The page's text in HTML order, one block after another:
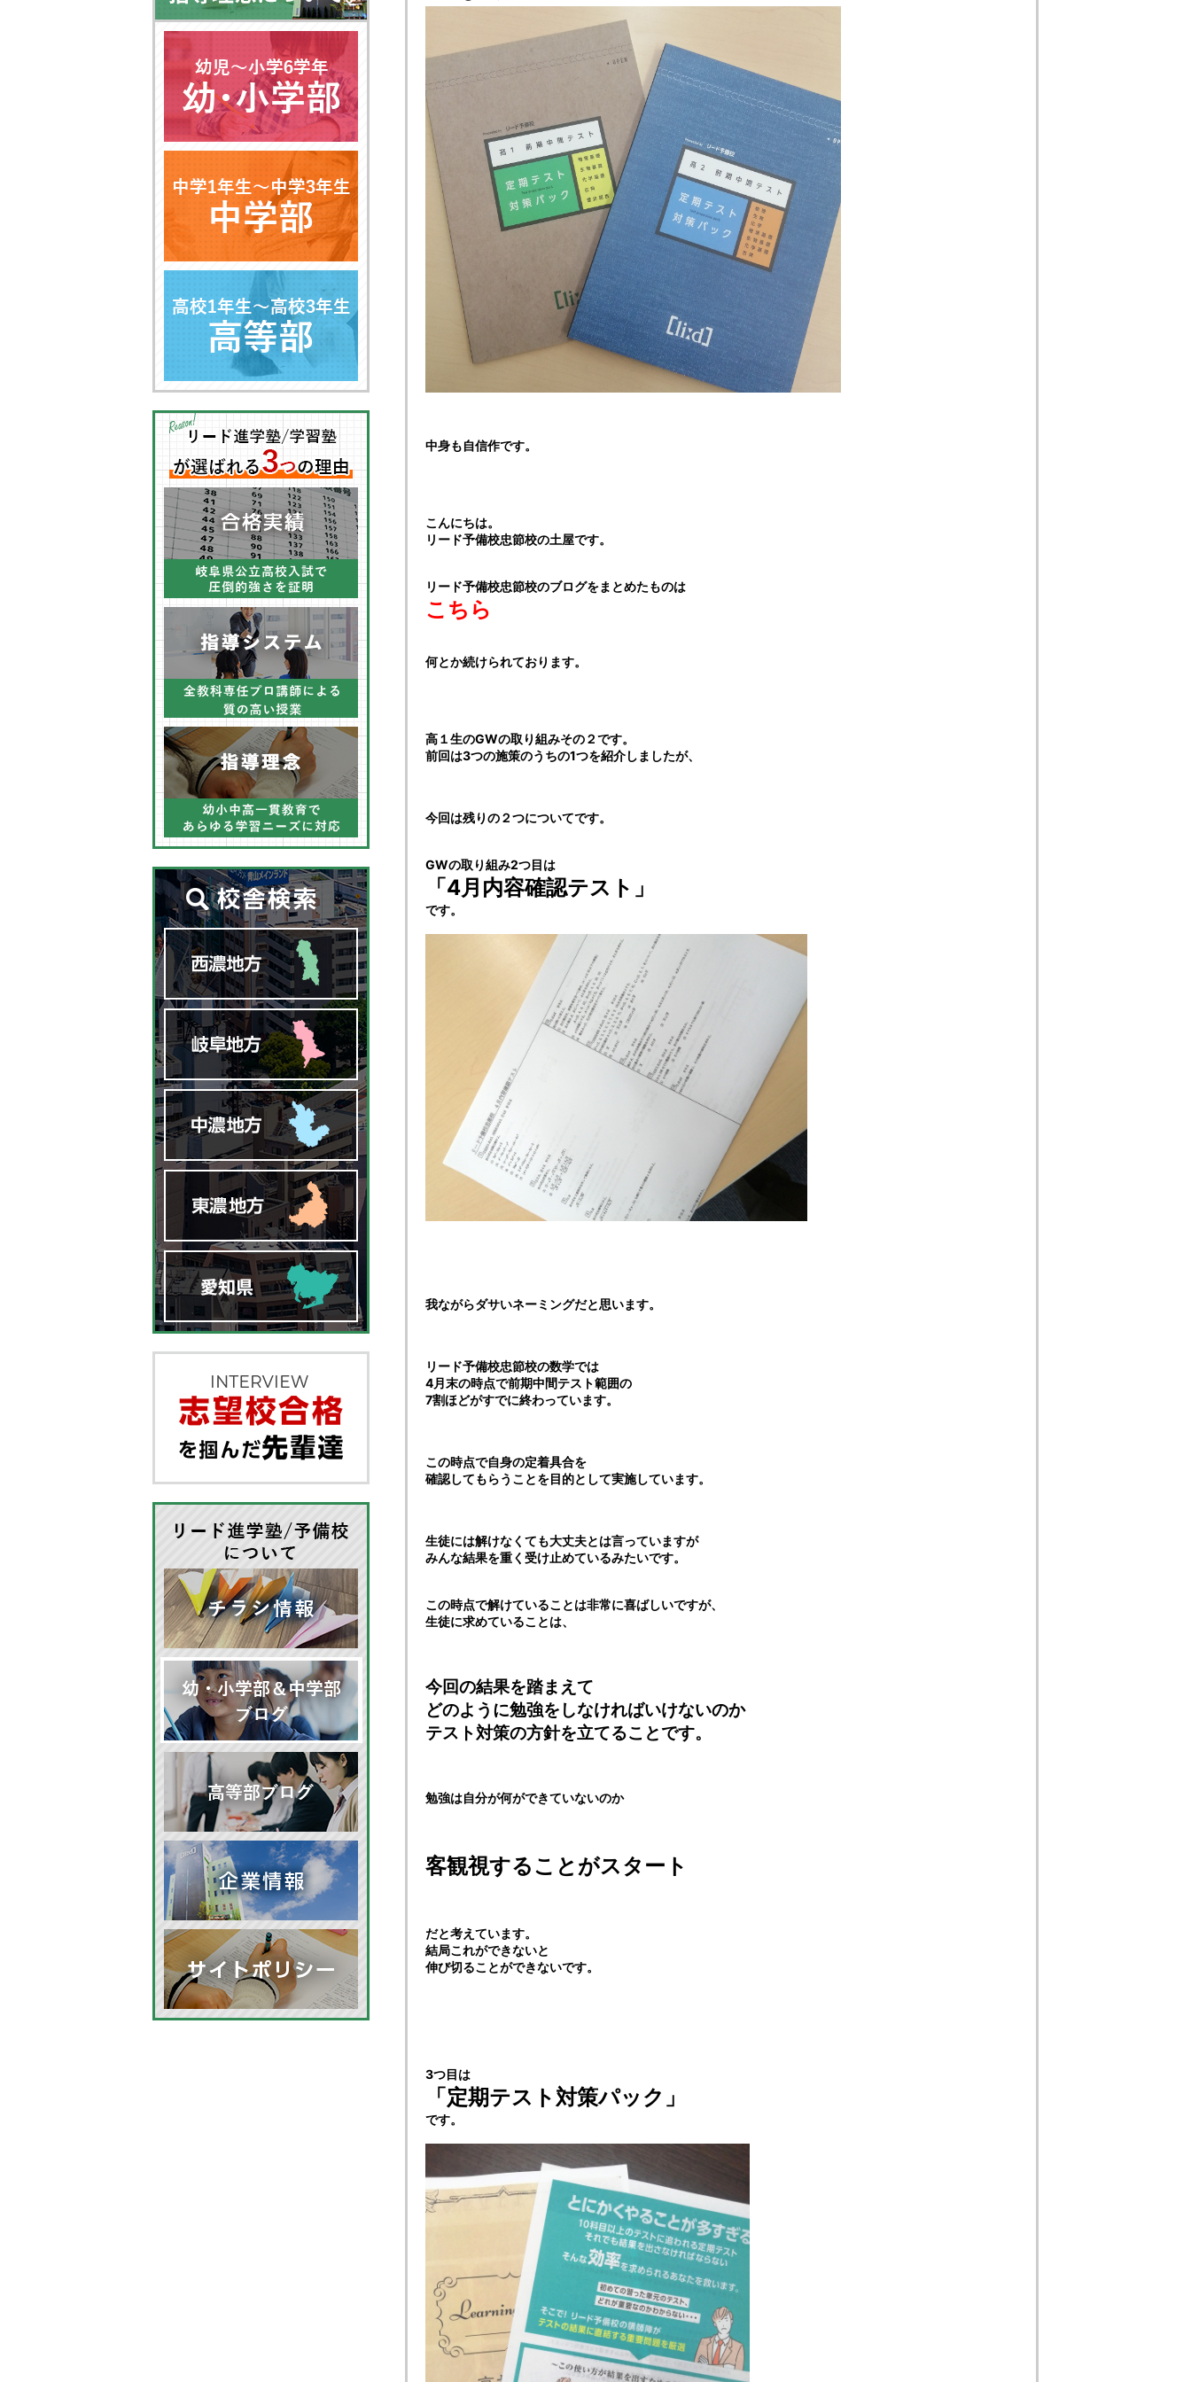
中身も自信作です。
こんにちは。
リード予備校忠節校の土屋です。
リード予備校忠節校のブログをまとめたものは
こちら
何とか続けられております。
高１生のGWの取り組みその２です。
前回は3つの施策のうちの1つを紹介しましたが、
今回は残りの２つについてです。
GWの取り組み2つ目は
「4月内容確認テスト」
です。
我ながらダサいネーミングだと思います。
リード予備校忠節校の数学では
4月末の時点で前期中間テスト範囲の
7割ほどがすでに終わっています。
この時点で自身の定着具合を
確認してもらうことを目的として実施しています。
生徒には解けなくても大丈夫とは言っていますが
みんな結果を重く受け止めているみたいです。
この時点で解けていることは非常に喜ばしいですが、
生徒に求めていることは、
今回の結果を踏まえて
どのように勉強をしなければいけないのか
テスト対策の方針を立てることです。
勉強は自分が何ができていないのか
客観視することがスタート
だと考えています。
結局これができないと
伸び切ることができないです。
3つ目は
「定期テスト対策パック」
です。